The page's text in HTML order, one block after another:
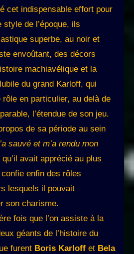
cet indispensable effort pour
de l’époque, ils
superbe, au noir et
envoûtant, des décors
machiavélique et la
du grand Karloff, qui
en particulier, au delà de
l’étendue de son jeu.
de sa période au sein
sauvé et m’a rendu mon
avait apprécié au plus
confie enfin des rôles
lesquels il pouvait
son charisme.
fois que l’on assiste à la
géants de l’histoire du
furent Boris Karloff et Bela